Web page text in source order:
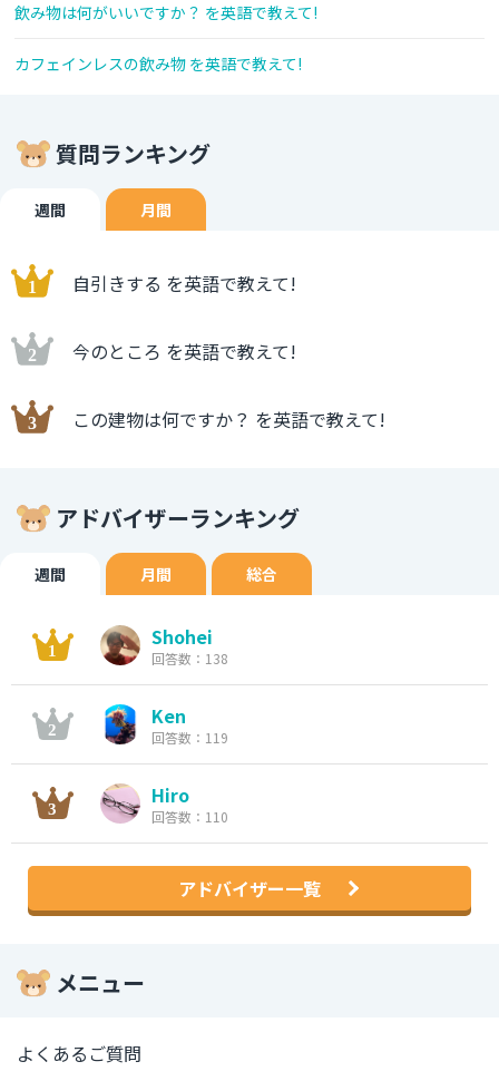
飲み物は何がいいですか？ を英語で教えて!
カフェインレスの飲み物 を英語で教えて!
質問ランキング
週間 月間
自引きする を英語で教えて!
今のところ を英語で教えて!
この建物は何ですか？ を英語で教えて!
アドバイザーランキング
週間 月間 総合
Shohei
回答数：138
Ken
回答数：119
Hiro
回答数：110
アドバイザー一覧
メニュー
よくあるご質問